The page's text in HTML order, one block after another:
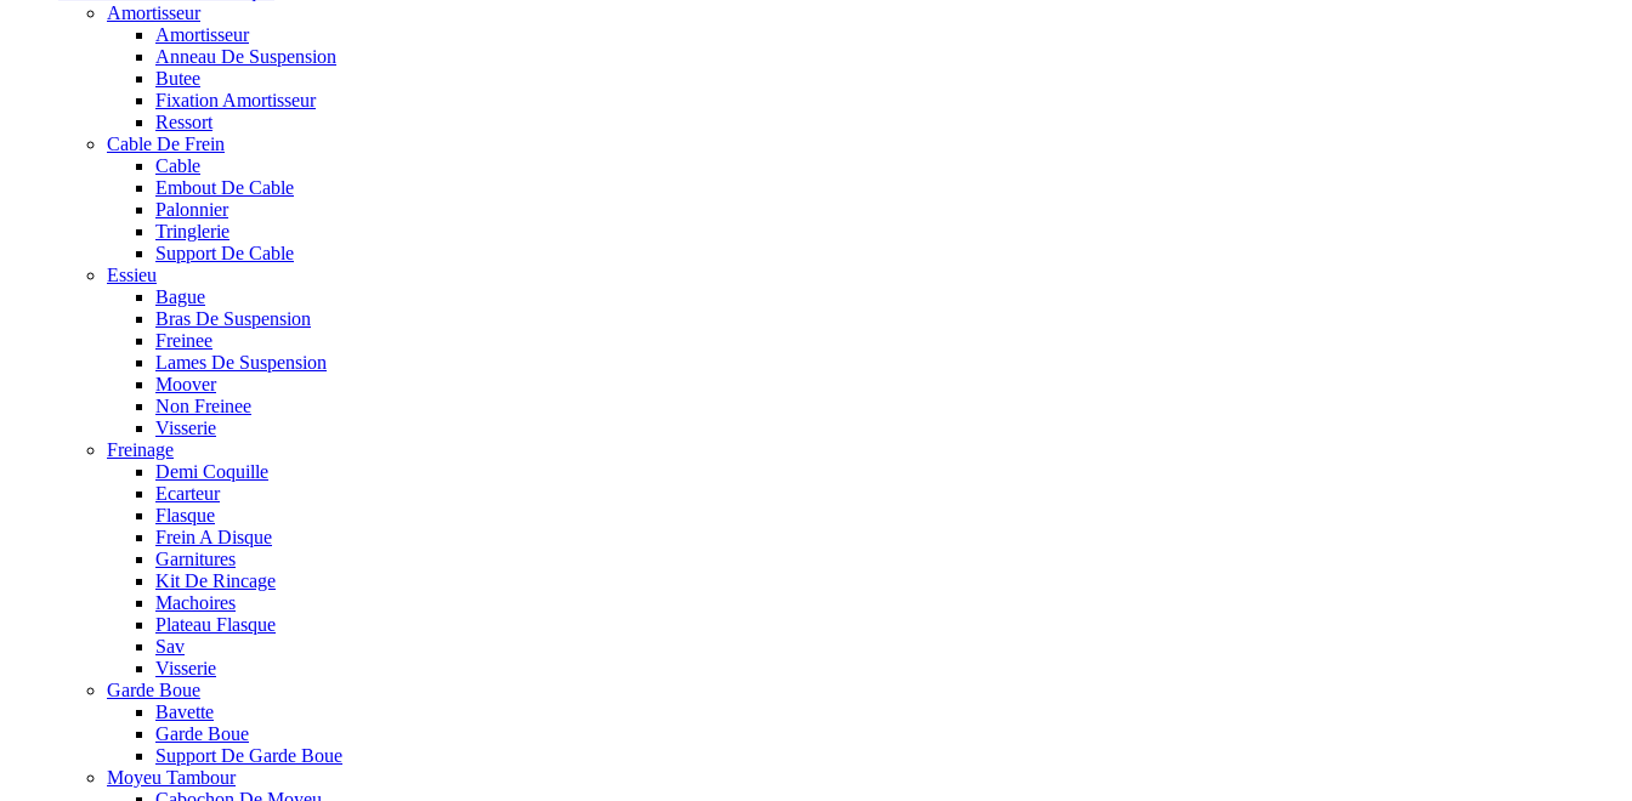
Amortisseur
Amortisseur
Anneau De Suspension
Butee
Fixation Amortisseur
Ressort
Cable De Frein
Cable
Embout De Cable
Palonnier
Tringlerie
Support De Cable
Essieu
Bague
Bras De Suspension
Freinee
Lames De Suspension
Moover
Non Freinee
Visserie
Freinage
Demi Coquille
Ecarteur
Flasque
Frein A Disque
Garnitures
Kit De Rincage
Machoires
Plateau Flasque
Sav
Visserie
Garde Boue
Bavette
Garde Boue
Support De Garde Boue
Moyeu Tambour